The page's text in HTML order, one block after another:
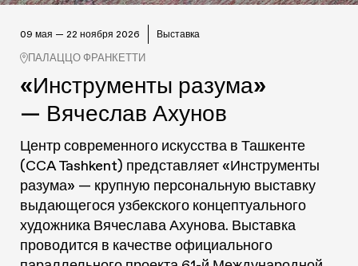
09 мая — 22 ноября 2026 Выставка
ПАЛАЦЦО ФРАНКЕТТИ
«Инструменты разума»
— Вячеслав Ахунов
Центр современного искусства в Ташкенте
(CCA Tashkent) представляет «Инструменты
разума» — крупную персональную выставку
выдающегося узбекского концептуального
художника Вячеслава Ахунова. Выставка
проводится в качестве официального